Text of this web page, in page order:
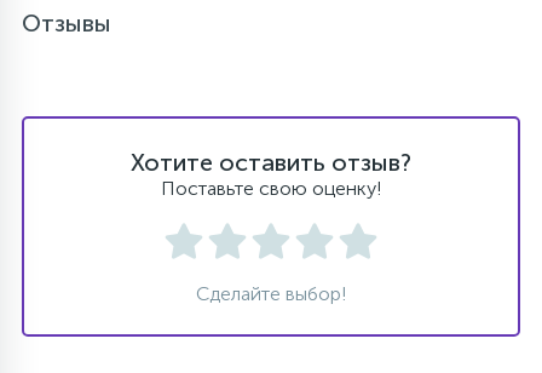
Отзывы
Хотите оставить отзыв?
Поставьте свою оценку!
Сделайте выбор!